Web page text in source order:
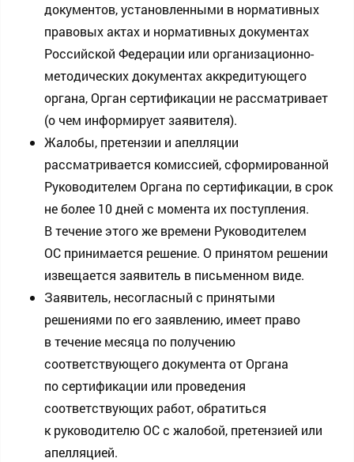
документов, установленными в нормативных
правовых актах и нормативных документах
Российской Федерации или организационно-
методических документах аккредитующего
органа, Орган сертификации не рассматривает
(о чем информирует заявителя).
Жалобы, претензии и апелляции
рассматривается комиссией, сформированной
Руководителем Органа по сертификации, в срок
не более 10 дней с момента их поступления.
В течение этого же времени Руководителем
ОС принимается решение. О принятом решении
извещается заявитель в письменном виде.
Заявитель, несогласный с принятыми
решениями по его заявлению, имеет право
в течение месяца по получению
соответствующего документа от Органа
по сертификации или проведения
соответствующих работ, обратиться
к руководителю ОС с жалобой, претензией или
апелляцией.